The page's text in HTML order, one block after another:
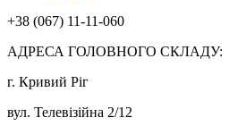
+38 (067) 11-11-060
АДРЕСА ГОЛОВНОГО СКЛАДУ:
г. Кривий Ріг
вул. Телевізійна 2/12